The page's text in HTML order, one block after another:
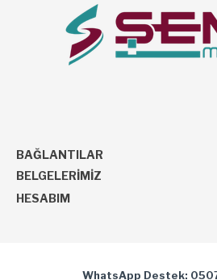
BAĞLANTILAR
BELGELERIMIZ
HESABIM
WhatsApp Destek: